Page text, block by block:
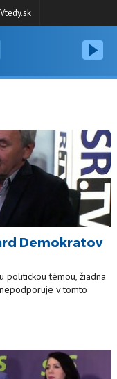
Vtedy.sk
Demokratov
politickou témou, žiadna
v tomto